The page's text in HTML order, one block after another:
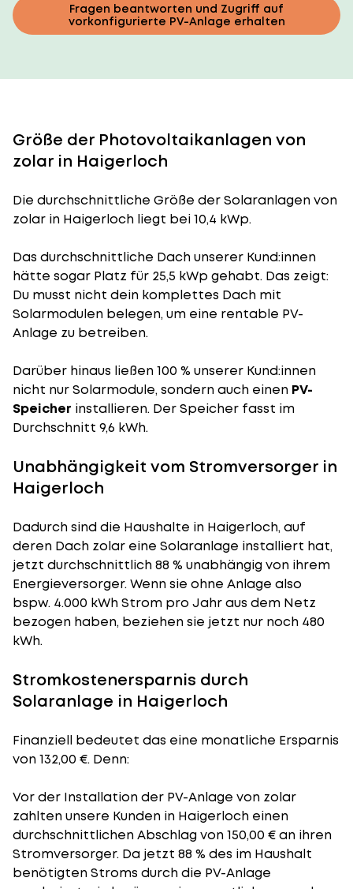
Fragen beantworten und Zugriff auf
vorkonfigurierte PV-Anlage erhalten
Größe der Photovoltaikanlagen von
zolar in Haigerloch
Die durchschnittliche Größe der Solaranlagenvon
zolar in Haigerloch liegt bei 10,4 kWp.
Das durchschnittliche Dach unserer Kund:innen
hätte sogar Platz für 25,5 kWp gehabt. Das zeigt:
Du musst nicht dein komplettes Dach mit
Solarmodulen belegen, um eine rentable PV-
Anlage zu betreiben.
Darüber hinaus ließen 100 % unserer Kund:innen
nicht nur Solarmodule, sondern auch einen PV-
Speicher installieren. Der Speicher fasst im
Durchschnitt 9,6 kWh.
Unabhängigkeit vom Stromversorger in
Haigerloch
Dadurch sind die Haushalte in Haigerloch, auf
deren Dach zolar eine Solaranlage installiert hat,
jetzt durchschnittlich 88 % unabhängig von ihrem
Energieversorger. Wenn sie ohne Anlage also
bspw. 4.000 kWh Strom pro Jahr aus dem Netz
bezogen haben, beziehen sie jetzt nur noch 480
kWh.
Stromkostenersparnis durch
Solaranlage in Haigerloch
Finanziell bedeutet das eine monatliche Ersparnis
von 132,00 €. Denn:
Vor der Installation der PV-Anlage von zolar
zahlten unsere Kunden in Haigerloch einen
durchschnittlichen Abschlag von 150,00 € an ihren
Stromversorger. Da jetzt 88 % des im Haushalt
benötigten Stroms durch die PV-Anlage